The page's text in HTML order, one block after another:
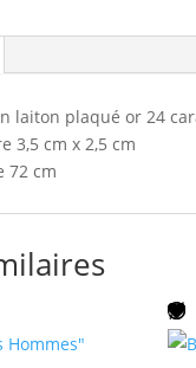
laiton plaqué or 24
3,5 cm x 2,5 cm
72 cm